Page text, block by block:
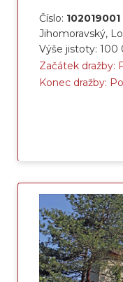
Číslo: 102019001
Jihomoravský,
Výše jistoty: 100
Začátek dražby:
Konec dražby: